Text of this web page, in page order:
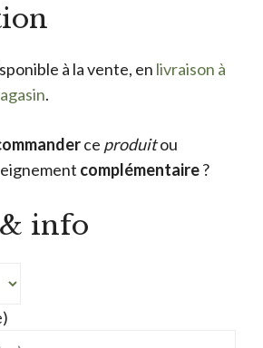
à la vente, en livraison à
.
ce produitou
complémentaire?
info